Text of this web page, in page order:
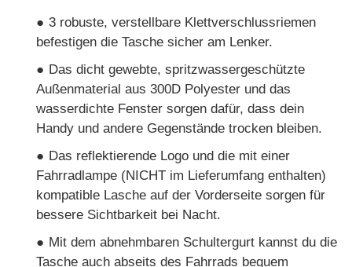
● 3 robuste, verstellbare Klettverschlussriemen
befestigen die Tasche sicher am Lenker.
● Das dicht gewebte, spritzwassergeschützte
Außenmaterial aus 300D Polyester und das
wasserdichte Fenster sorgen dafür, dass dein
Handy und andere Gegenstände trocken bleiben.
● Das reflektierende Logo und die mit einer
Fahrradlampe (NICHT im Lieferumfang enthalten)
kompatible Lasche auf der Vorderseite sorgen für
bessere Sichtbarkeit bei Nacht.
● Mit dem abnehmbaren Schultergurt kannst du die
Tasche auch abseits des Fahrrads bequem